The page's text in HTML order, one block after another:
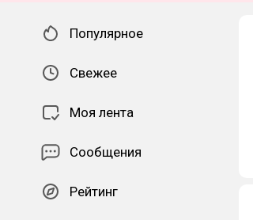
Популярное
Свежее
Моя лента
Сообщения
Рейтинг